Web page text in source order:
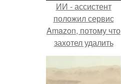
ИИ - ассистент
положил сервис
Amazon, потому что
захотел удалить
весь код, чтобы
переписать его
заново.